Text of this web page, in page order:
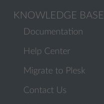
KNOWLEDGE BASE
Documentation
Help Center
Migrate to Plesk
Contact Us